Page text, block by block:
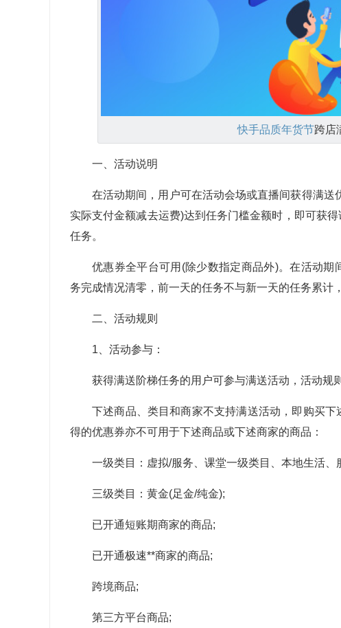
快手品质年货节跨店
一、活动说明
在活动期间，用户可在活动会场或直播间获得满
实际支付金额减去运费)达到任务门槛金额时，即可获
任务。
优惠券全平台可用(除少数指定商品外)。在活动
务完成情况清零，前一天的任务不与新一天的任务累计
二、活动规则
1、活动参与：
获得满送阶梯任务的用户可参与满送活动，活动规
下述商品、类目和商家不支持满送活动，即购买
得的优惠券亦不可用于下述商品或下述商家的商品：
一级类目：虚拟/服务、课堂一级类目、本地生活、
三级类目：黄金(足金/纯金);
已开通短账期商家的商品;
已开通极速**商家的商品;
跨境商品;
第三方平台商品;